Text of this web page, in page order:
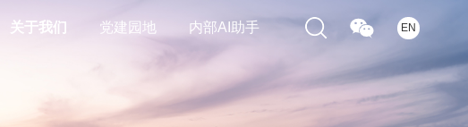
关于我们 党建园地 内部AI助手 EN